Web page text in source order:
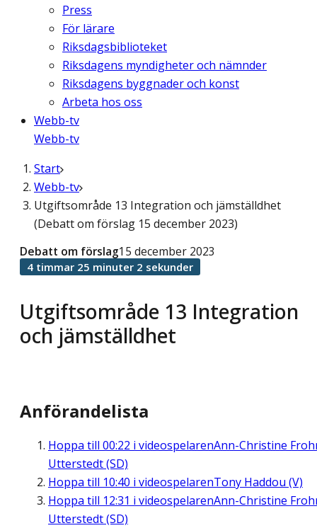
Press
För lärare
Riksdagsbiblioteket
Riksdagens myndigheter och nämnder
Riksdagens byggnader och konst
Arbeta hos oss
Webb-tv
Webb-tv
Start
Webb-tv
Utgiftsområde 13 Integration och jämställdhet
(Debatt om förslag 15 december 2023)
Utgiftsområde 13 Integration
och jämställdhet
Debatt om förslag15 december 2023
4 timmar 25 minuter 2 sekunder
Anförandelista
Hoppa till 00:22 i videospelarenAnn-Christine
Utterstedt (SD)
Hoppa till 10:40 i videospelarenTony Haddou (V)
Hoppa till 12:31 i videospelarenAnn-Christine
Utterstedt (SD)